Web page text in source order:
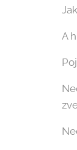
A